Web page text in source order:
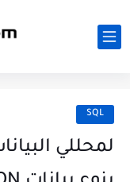
SQL
لمحللي